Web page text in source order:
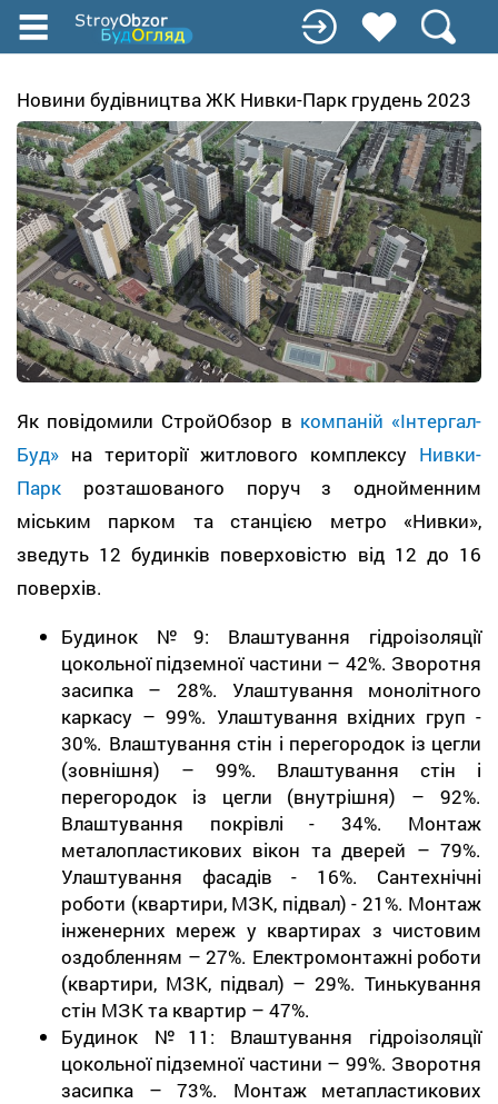
Перейти
содержанию
Новини будівництва ЖК Нивки-Парк грудень 2023
Як повідомили СтройОбзор в компаній «Інтергал-
Буд» на території житлового комплексу Нивки-
Парк розташованого поруч з однойменним
міським парком та станцією метро «Нивки»,
зведуть 12 будинків поверховістю від 12 до 16
поверхів.
Будинок №9: Влаштування гідроізоляції
цокольної підземної частини – 42%. Зворотня
засипка – 28%. Улаштування монолітного
каркасу – 99%. Улаштування вхідних груп -
30%. Влаштування стін і перегородок із цегли
(зовнішня) – 99%. Влаштування стін і
перегородок із цегли (внутрішня) – 92%.
Влаштування покрівлі - 34%. Монтаж
металопластикових вікон та дверей – 79%.
Улаштування фасадів - 16%. Сантехнічні
роботи (квартири, МЗК, підвал) - 21%. Монтаж
інженерних мереж у квартирах з чистовим
оздобленням – 27%. Електромонтажні роботи
(квартири, МЗК, підвал) – 29%. Тинькування
стін МЗК та квартир – 47%.
Будинок №11: Влаштування гідроізоляції
цокольної підземної частини – 99%. Зворотня
засипка – 73%. Монтаж метапластикових